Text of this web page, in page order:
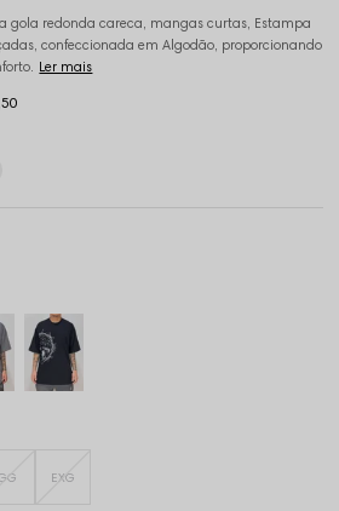
gola redonda careca, mangas curtas, Estampa
confeccionada em Algodão, proporcionando
Ler mais
EXG